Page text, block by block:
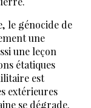
le génocide de
une
une leçon
étatiques
est
extérieures
se dégrade.